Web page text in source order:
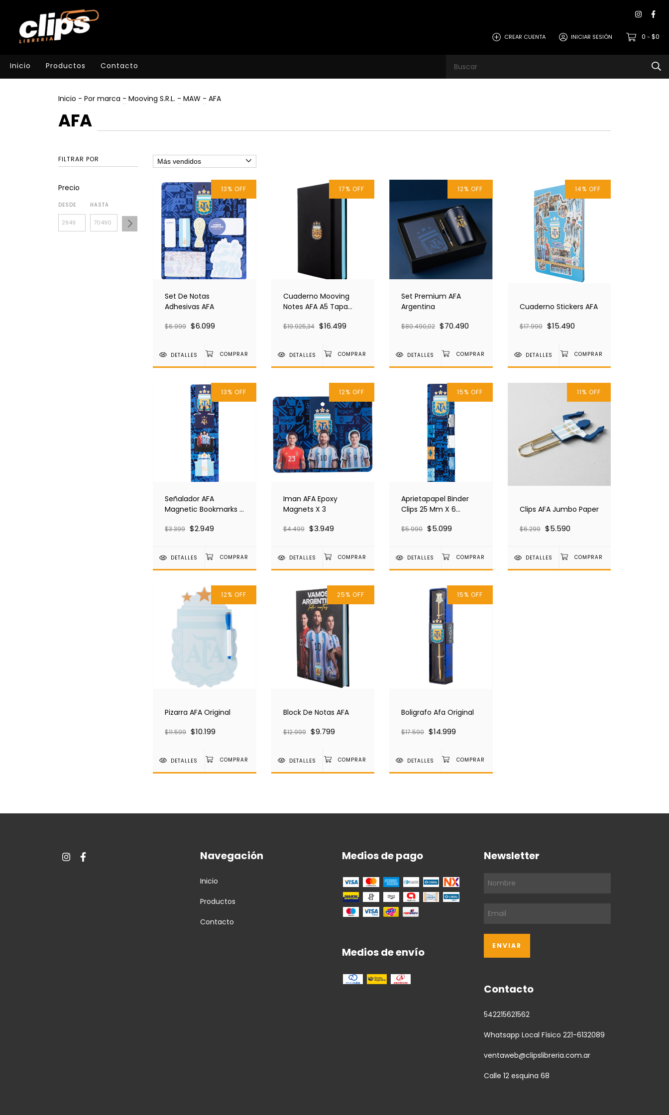
CREAR CUENTA INICIAR SESIÓN 0 - $0
Inicio Productos Contacto
Inicio - Por marca - Mooving S.R.L. - MAW - AFA
AFA
FILTRAR POR
Precio
DESDE HASTA
13% OFF
Set De Notas
Adhesivas AFA
$6.999 $6.099
DETALLES
17% OFF
Cuaderno Mooving
Notes AFA A5 Tapa
$19.925,34 $16.499
DETALLES
12% OFF
Set Premium AFA
Argentina
$80.490,02 $70.490
DETALLES
14% OFF
Cuaderno Stickers AFA
$17.990 $15.490
DETALLES
13% OFF
Señalador AFA
Magnetic Bookmarks X
$3.399 $2.949
DETALLES
12% OFF
Iman AFA Epoxy
Magnets X 3
$4.499 $3.949
DETALLES
15% OFF
Aprietapapel Binder
Clips 25 Mm X 6
$5.990 $5.099
DETALLES
11% OFF
Clips AFA Jumbo Paper
$6.299 $5.590
DETALLES
12% OFF
Pizarra AFA Original
$11.599 $10.199
DETALLES
25% OFF
Block De Notas AFA
$12.999 $9.799
DETALLES
15% OFF
Boligrafo Afa Original
$17.590 $14.999
DETALLES
Navegación
Inicio
Productos
Contacto
Medios de pago
Medios de envío
Newsletter
Contacto
542215621562
Whatsapp Local Físico 221-6132089
ventaweb@clipslibreria.com.ar
Calle 12 esquina 68